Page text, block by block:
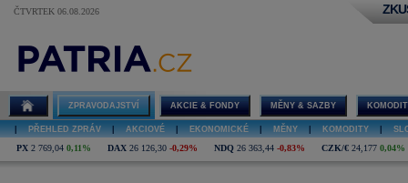
ČTVRTEK 06.08.2026
ZPRAVODAJSTVÍ AKCIE & FONDY MĚNY & SAZBY
PŘEHLED ZPRÁV AKCIOVÉ EKONOMICKÉ MĚNY KOMODITY
PX 2 769,04 0,11% DAX 26 126,30 -0,29% NDQ 26 363,44 -0,83% CZK/€ 24,177 0,04%